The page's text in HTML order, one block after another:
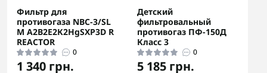
Фильтр для
противогаза NBC-3/SL
M А2В2Е2К2HgSXP3D R
REACTOR
0
1 340 грн.
Детский
фильтровальный
противогаз ПФ-150Д
Класс 3
0
5 185 грн.